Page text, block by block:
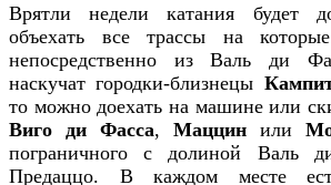
Врятли недели катания будет
объехать все трассы на
непосредственно из Валь ди
наскучат городки-близнецы
то можно доехать на машине или
Виго ди Фасса, Маццин или
пограничного с долиной Валь
Предаццо. В каждом месте